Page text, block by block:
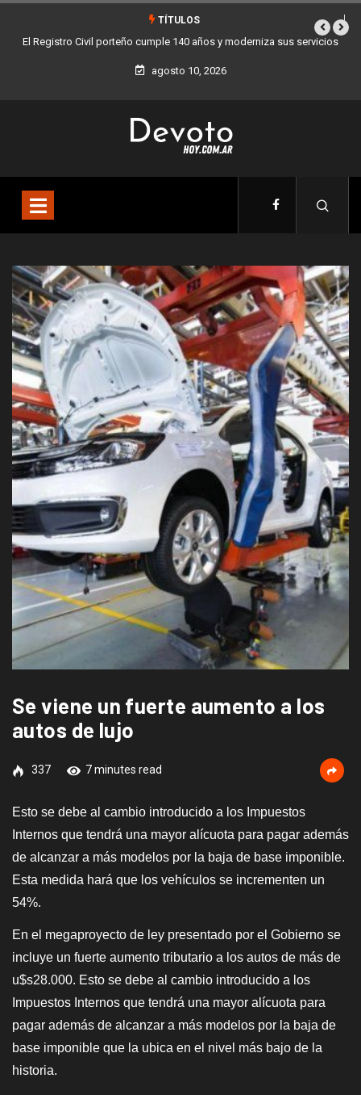
TÍTULOS
Buenos Aires sumó 12 nuevos Bares Notables y ya son 90 en toda
la Ciudad
agosto 10, 2026
Se viene un fuerte aumento a los
autos de lujo
337 7 minutes read
Esto se debe al cambio introducido a los Impuestos
Internos que tendrá una mayor alícuota para pagar además
de alcanzar a más modelos por la baja de base imponible.
Esta medida hará que los vehículos se incrementen un
54%.
En el megaproyecto de ley presentado por el Gobierno se
incluye un fuerte aumento tributario a los autos de más de
u$s28.000. Esto se debe al cambio introducido a los
Impuestos Internos que tendrá una mayor alícuota para
pagar además de alcanzar a más modelos por la baja de
base imponible que la ubica en el nivel más bajo de la
historia.